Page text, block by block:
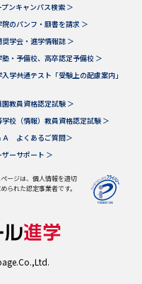
プンキャンパス検索 ＞
院のパンフ・願書を請求 ＞
奨学会・進学情報誌 ＞
塾・予備校、高卒認定予備校 ＞
入学共通テスト「受験上の配慮案内」
園教員資格認定試験 ＞
学校（情報）教員資格認定試験 ＞
Ａ よくあるご質問＞
ザーサポート ＞
ージは、個人情報を適切
られた認定事業者です。